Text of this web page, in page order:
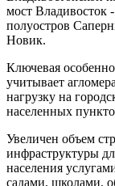
мост Владивосток
полуостров
Новик.
Ключевая
учитывает
нагрузку на
населенных
Увеличен объем
инфраструктуры
населения
садами, школами,